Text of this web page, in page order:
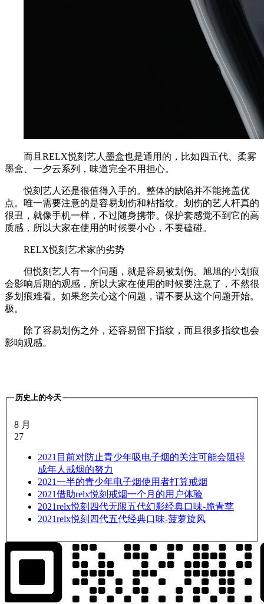
而且RELX悦刻艺人墨盒也是通用的，比如四五代、柔雾
墨盒、一夕云系列，味道完全不用担心。
悦刻艺人还是很值得入手的。整体的缺陷并不能掩盖优
点。唯一需要注意的是容易划伤和粘指纹。划伤的艺人杆真的
很丑，就像手机一样，不过随身携带。保护套感觉不到它的高
质感，所以大家在使用的时候要小心，不要磕碰。
RELX悦刻艺术家的劣势
但悦刻艺人有一个问题，就是容易被划伤。旭旭的小划痕
会影响后期的观感，所以大家在使用的时候要注意了，不然很
多划痕难看。如果您关心这个问题，请不要从这个问题开始。
极。
除了容易划伤之外，还容易留下指纹，而且很多指纹也会
影响观感。
历史上的今天
8 月
27
2021 目前对防止青少年吸电子烟的关注可能会阻碍
成年人戒烟的努力
2021一半的青少年电子烟使用者打算戒烟
2021借助relx悦刻戒烟一个月的用户体验
2021relx悦刻四代无限五代幻影经典口味-脆青苹
2021relx悦刻四代五代经典口味-菠萝旋风